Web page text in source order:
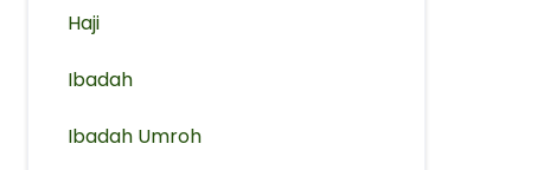
Haji
Ibadah
Ibadah Umroh